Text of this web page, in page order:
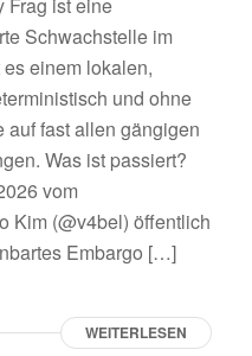
Schwachstelle im
einem lokalen,
und ohne
fast allen gängigen
Was ist passiert?
vom
Kim (@v4bel) öffentlich
Embargo […]
WEITERLESEN